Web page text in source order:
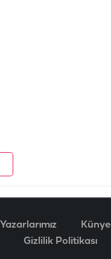
Yazarlarımız Künye
Gizlilik Politikası